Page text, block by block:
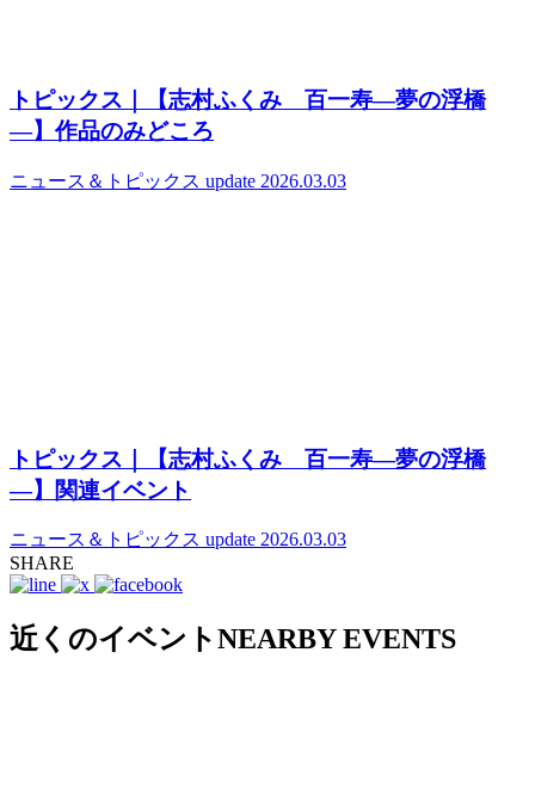
トピックス｜【志村ふくみ 百一寿―夢の浮橋
―】作品のみどころ
ニュース＆トピックス update 2026.03.03
トピックス｜【志村ふくみ 百一寿―夢の浮橋
―】関連イベント
ニュース＆トピックス update 2026.03.03
SHARE
近くのイベントNEARBY EVENTS